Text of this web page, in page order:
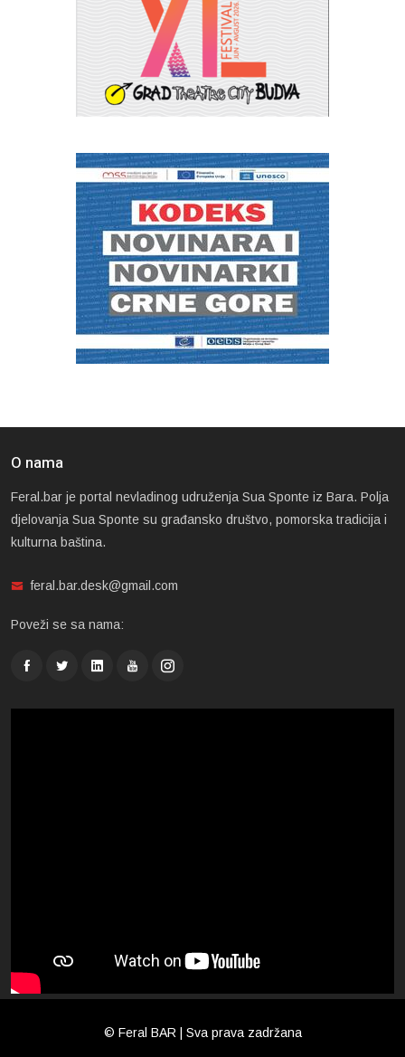
O nama
Feral.bar je portal nevladinog udruženja Sua Sponte iz Bara. Polja
djelovanja Sua Sponte su građansko društvo, pomorska tradicija i
kulturna baština.
feral.bar.desk@gmail.com
Poveži se sa nama:
© Feral BAR | Sva prava zadržana